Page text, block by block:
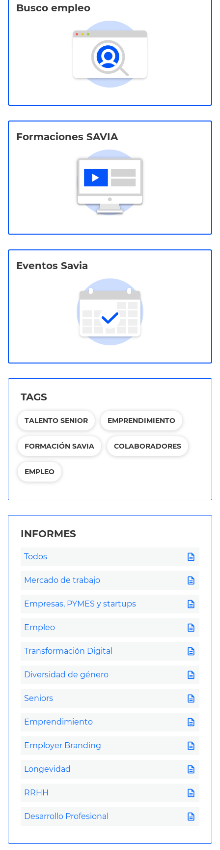
Busco empleo
Formaciones SAVIA
Eventos Savia
TAGS
TALENTO SENIOR EMPRENDIMIENTO
FORMACIÓN SAVIA COLABORADORES
EMPLEO
INFORMES
Todos description
Mercado de trabajo description
Empresas, PYMES y startups description
Empleo description
Transformación Digital description
Diversidad de género description
Seniors description
Emprendimiento description
Employer Branding description
Longevidad description
RRHH description
Desarrollo Profesional description